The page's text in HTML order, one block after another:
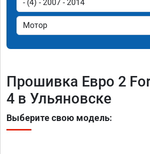
Прошивка Евро 2
4 в Ульяновске
Выберите свою модель: